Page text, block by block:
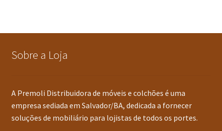
Sobre a Loja
A Premoli Distribuidora de móveis e colchões é uma
empresa sediada em Salvador/BA, dedicada a fornecer
soluções de mobiliário para lojistas de todos os portes.